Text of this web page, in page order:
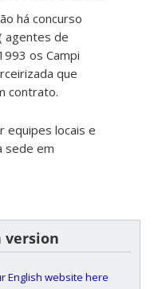
há concurso
agentes de
os Campi
que
contrato.
equipes locais e
sede em
version
English website here